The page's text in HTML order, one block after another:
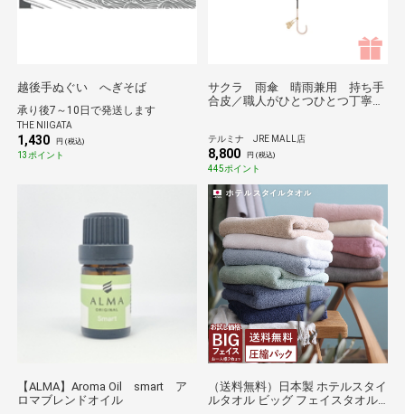
越後手ぬぐい へぎそば
承り後7～10日で発送します
THE NIIGATA
1,430 円 (税込)
13ポイント
サクラ 雨傘 晴雨兼用 持ち手
合皮／職人がひとつひとつ丁寧に
テルミナ JRE MALL店
8,800 円 (税込)
445ポイント
【ALMA】Aroma Oil smart ア
ロマブレンドオイル
（送料無料）日本製 ホテルスタイ
ルタオル ビッグ フェイスタオル